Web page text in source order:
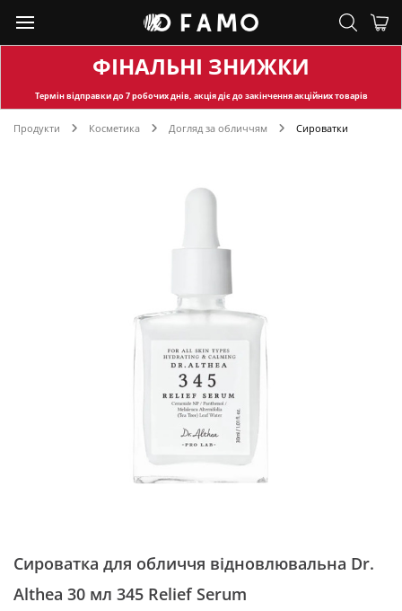
ФІНАЛЬНІ ЗНИЖКИ
Термін відправкидо 7 робочих днів, акція діє до закінчення акційних товарів
Продукти Косметика Догляд за обличчям Сироватки
Сироватка для обличчя відновлювальна Dr.
Althea 30 мл 345 Relief Serum